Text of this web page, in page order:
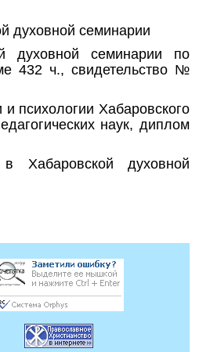
духовной семинарии
духовной семинарии по
432 ч., свидетельство №
психологии Хабаровского
наук, диплом
Хабаровской духовной